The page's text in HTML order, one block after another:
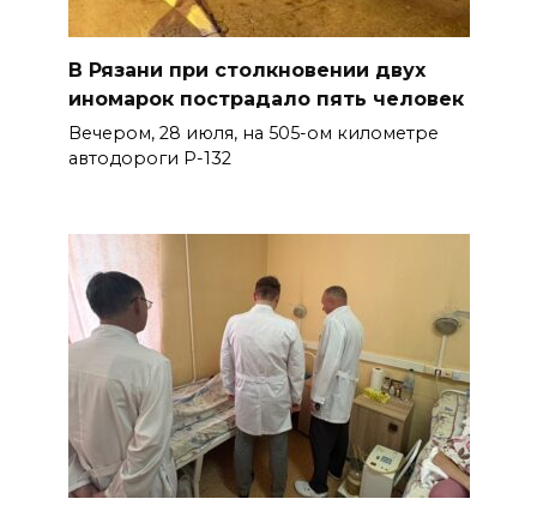
В Рязани при столкновении двух
иномарок пострадало пять человек
Вечером, 28 июля, на 505-ом километре
автодороги Р-132